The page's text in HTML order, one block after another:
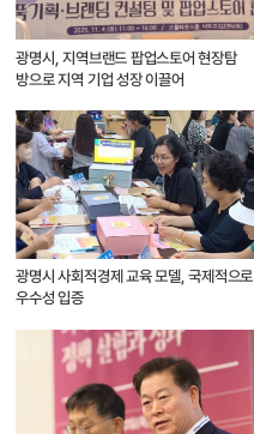
광명시, 지역브랜드 팝업스토어 현장탐
방으로 지역 기업 성장 이끌어
광명시 사회적경제 교육 모델, 국제적으로
우수성 입증